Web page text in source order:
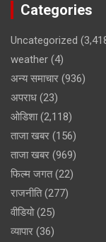
Categories
Uncategorized
weather (4)
अन्य समाचार (936)
अपराध (23)
ओडिशा(2,118)
ताजा खबर (156)
ताजा खबर (969)
फिल्म जगत(22)
राजनीति(277)
वीडियो(25)
व्यापार (36)